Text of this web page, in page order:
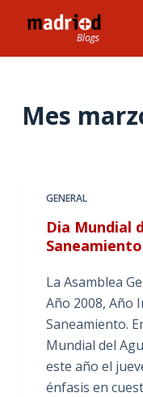
l
Mes
GENERAL
Dia Mundial
La Asamblea
Año 2008, Año
Saneamiento.
Mundial del
este año el
énfasis en